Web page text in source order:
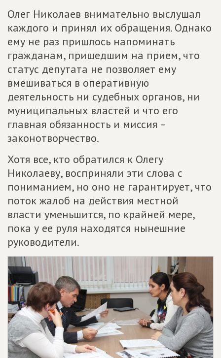
Олег Николаев внимательно выслушал
каждого и принял их обращения. Однако
ему не раз пришлось напоминать
гражданам, пришедшим на прием, что
статус депутата не позволяет ему
вмешиваться в оперативную
деятельность ни судебных органов, ни
муниципальных властей и что его
главная обязанность и миссия –
законотворчество.
Хотя все, кто обратился к Олегу
Николаеву, восприняли эти слова с
пониманием, но оно не гарантирует, что
поток жалоб на действия местной
власти уменьшится, по крайней мере,
пока у ее руля находятся нынешние
руководители.